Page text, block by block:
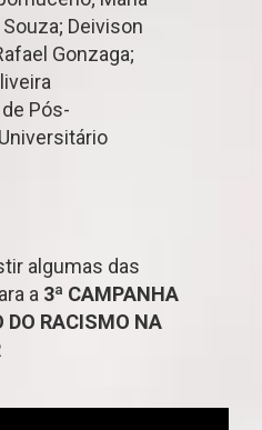
Deivison
Gonzaga;
Pós-
algumas das
a 3ª CAMPANHA
DO RACISMO NA